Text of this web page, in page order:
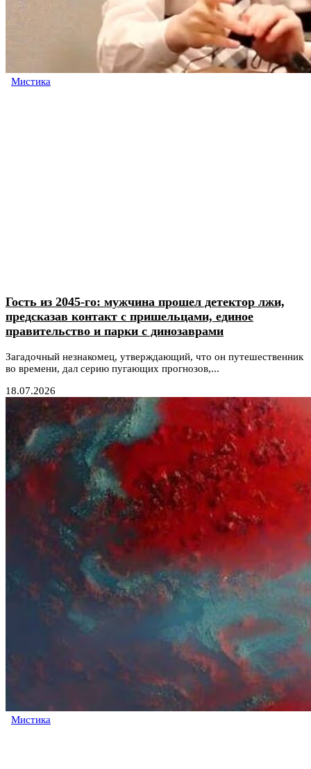
Мистика
Гость из 2045-го: мужчина прошел детектор лжи,
предсказав контакт с пришельцами, единое
правительство и парки с динозаврами
Загадочный незнакомец, утверждающий, что он путешественник
во времени, дал серию пугающих прогнозов,...
18.07.2026
Мистика